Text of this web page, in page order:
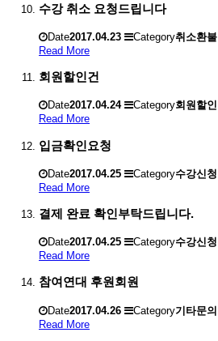
수강 취소 요청드립니다
Date2017.04.23 Category취소환불
Read More
회원할인건
Date2017.04.24 Category회원할인
Read More
입금확인요청
Date2017.04.25 Category수강신청
Read More
결제 완료 확인부탁드립니다.
Date2017.04.25 Category수강신청
Read More
참여연대 후원회원
Date2017.04.26 Category기타문의
Read More